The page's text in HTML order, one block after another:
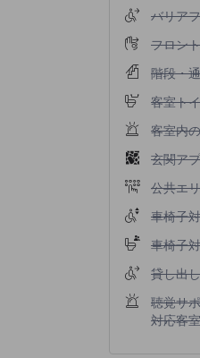
バリアフ
バリア
フロント
フロン
階段・通
階段・
客室トイ
客室ト
客室内の
客室内
玄関アプ
玄関ア
公共エリ
公共エ
車椅子対
車椅子
車椅子対
車椅子
貸し出し
貸し出
聴覚サポ
聴覚サ
対応客室